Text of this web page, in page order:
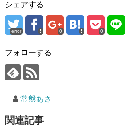
シェアする
error 0 0
フォローする
常盤あさ
関連記事